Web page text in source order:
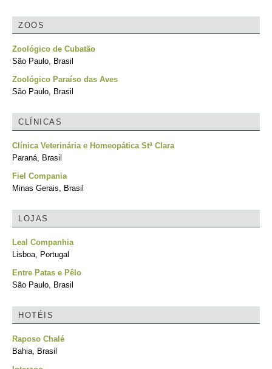
ZOOS
Zoológico de Cubatão
São Paulo, Brasil
Zoológico Paraíso das Aves
São Paulo, Brasil
CLÍNICAS
Clínica Veterinária e Homeopática Stª Clara
Paraná, Brasil
Fiel Compania
Minas Gerais, Brasil
LOJAS
Leal Companhia
Lisboa, Portugal
Entre Patas e Pêlo
São Paulo, Brasil
HOTÉIS
Raposo Chalé
Bahia, Brasil